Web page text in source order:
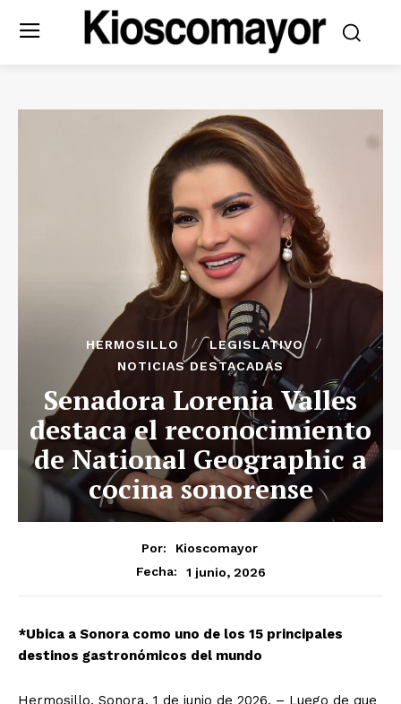
HERMOSILLO
LEGISLATIVO
NOTICIAS DESTACADAS
Senadora Lorenia Valles
destaca el reconocimiento
de National Geographic a
cocina sonorense
Por:
Kioscomayor
Fecha:
1 junio, 2026
*Ubica a Sonora como uno de los 15 principales
destinos gastronómicos del mundo
Hermosillo, Sonora, 1 de junio de 2026. – Luego de que